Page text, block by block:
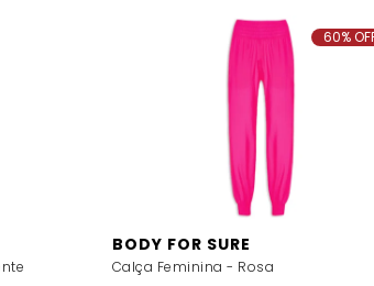
BODY FOR SURE
Calça Feminina - Rosa
60%